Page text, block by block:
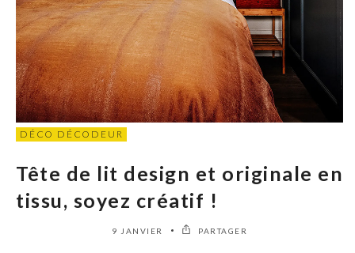
DÉCO DÉCODEUR
Tête de lit design et originale en
tissu, soyez créatif !
9 JANVIER PARTAGER